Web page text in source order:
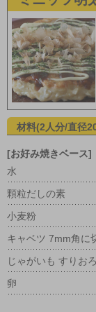
材料(2人分/直径
[お好み焼きベース]
水
顆粒だしの素
小麦粉
キャベツ 7mm角に
じゃがいも すりお
卵